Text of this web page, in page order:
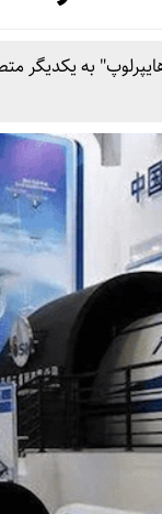
به یکدیگر